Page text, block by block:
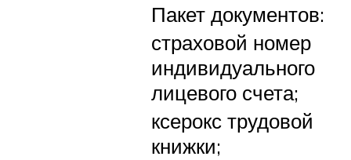
Пакет документов:
страховой номер
индивидуального
лицевого счета;
ксерокс трудовой
книжки;